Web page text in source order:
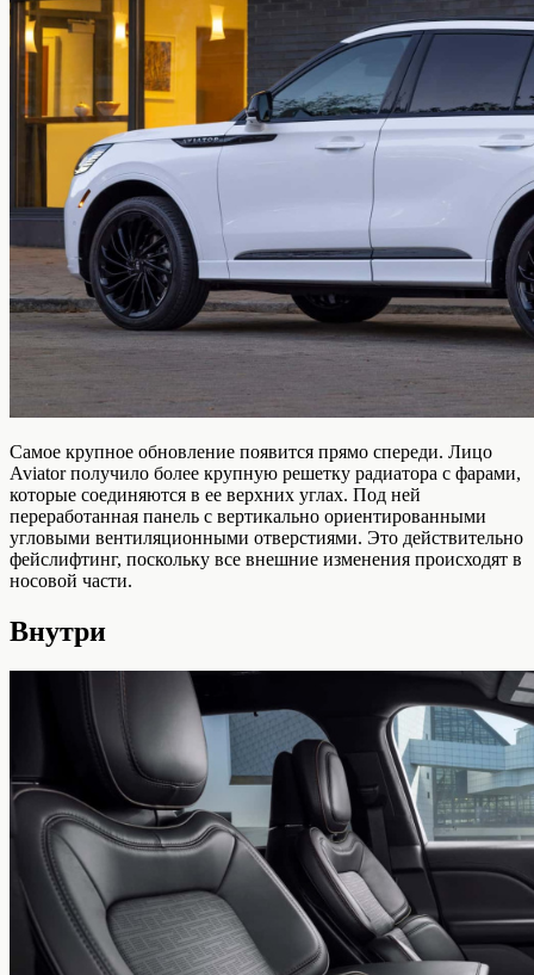
Самое крупное обновление появится прямо спереди. Лицо
Aviator получило более крупную решетку радиатора с фарами,
которые соединяются в ее верхних углах. Под ней
переработанная панель с вертикально ориентированными
угловыми вентиляционными отверстиями. Это действительно
фейслифтинг, поскольку все внешние изменения происходят в
носовой части.
Внутри